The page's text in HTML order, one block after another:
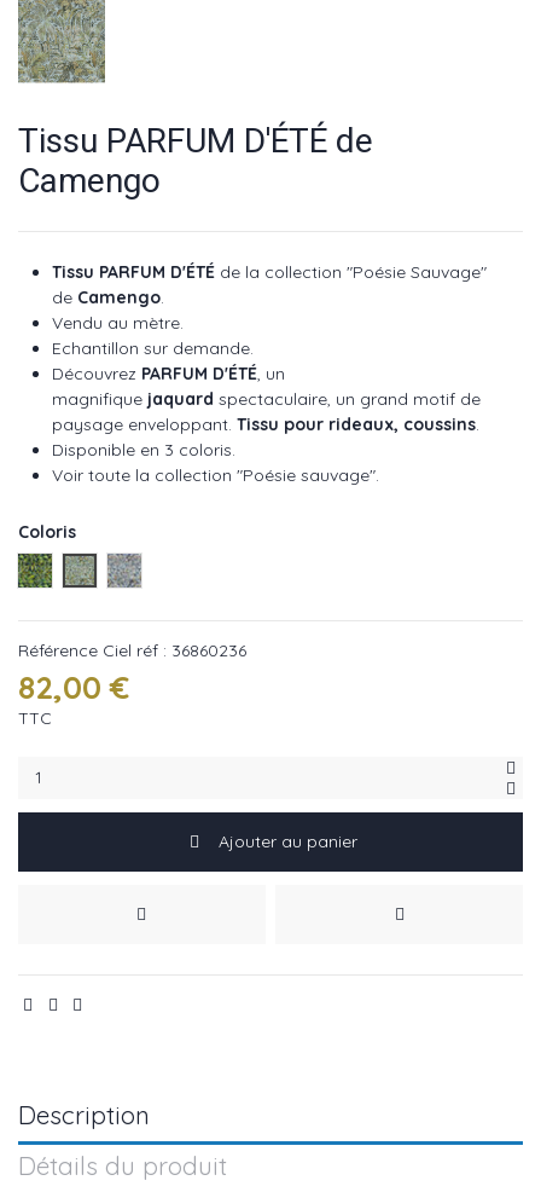
Tissu PARFUM D'ÉTÉ de
Camengo
Tissu PARFUM D'ÉTÉ de la collection "Poésie Sauvage"
de Camengo
Vendu au mètre.
Echantillon sur demande.
Découvrez PARFUM D'ÉTÉ , un
magnifique jaquard spectaculaire, un grand motif de
paysage enveloppant. Tissu pour rideaux, coussins
Disponible en 3 coloris.
Voir toute la collection "Poésie sauvage".
Coloris
Foret réf : 36860365
Ciel réf : 36860236
Horizon réf : 36860170
Référence Ciel réf : 36860236
82,00 €
TTC
Ajouter au panier
Description
Détails du produit